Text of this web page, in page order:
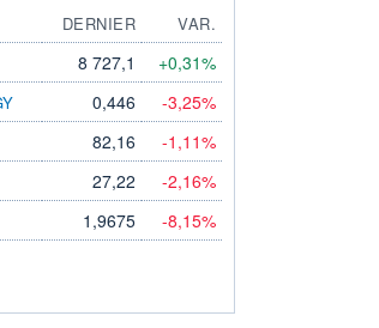
DERNIER
VAR.
8 727,1 +0,31%
0,446 -3,25%
82,16 -1,11%
27,22 -2,16%
1,9675 -8,15%